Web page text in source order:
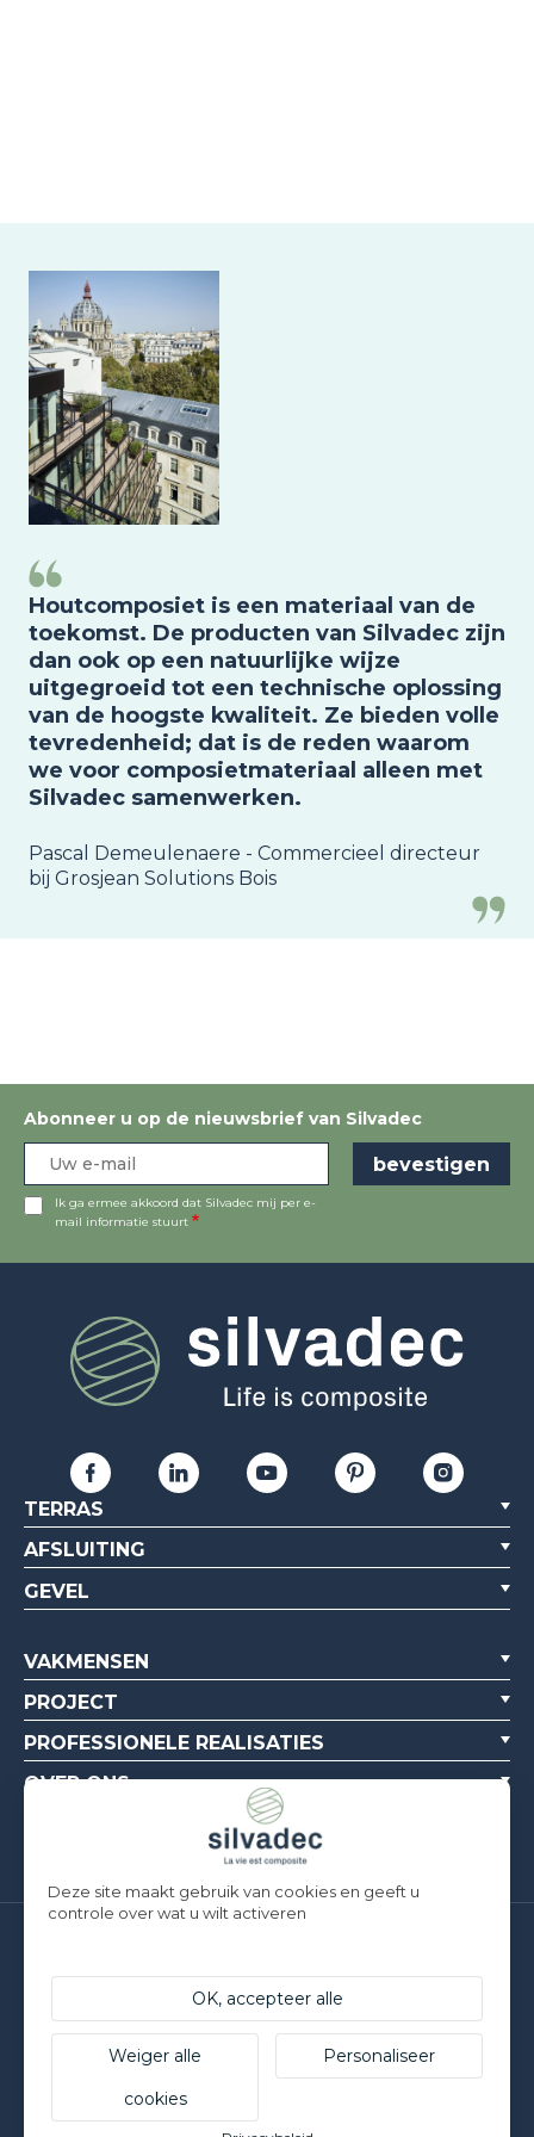
Image
Houtcomposiet is een materiaal van de
toekomst. De producten van Silvadec zijn
dan ook op een natuurlijke wijze
uitgegroeid tot een technische oplossing
van de hoogste kwaliteit. Ze bieden volle
tevredenheid; dat is de reden waarom
we voor composietmateriaal alleen met
Silvadec samenwerken.
Pascal Demeulenaere - Commercieel directeur
bij Grosjean Solutions Bois
Abonneer u op de nieuwsbrief van Silvadec
Ik ga ermee akkoord dat Silvadec mij per e-
mail informatie stuurt
TERRAS
AFSLUITING
GEVEL
VAKMENSEN
PROJECT
PROFESSIONELE REALISATIES
OVER ONS
Parc d’Activités de l’Estuaire
F-56190 ARZAL | T. +33 (0)2 97 450 900
Silvadec Deutschland
Ludwig-Erhard-Straße 3
D-84069 Schierling | T. +49 9451 9443 500
© Silvadec - Alle rechten voorbehouden - Niet-contractuele
foto's
Deze site maakt gebruik van cookies en geeft u
controle over wat u wilt activeren
OK, accepteer alle
Weiger alle
cookies
Personaliseer